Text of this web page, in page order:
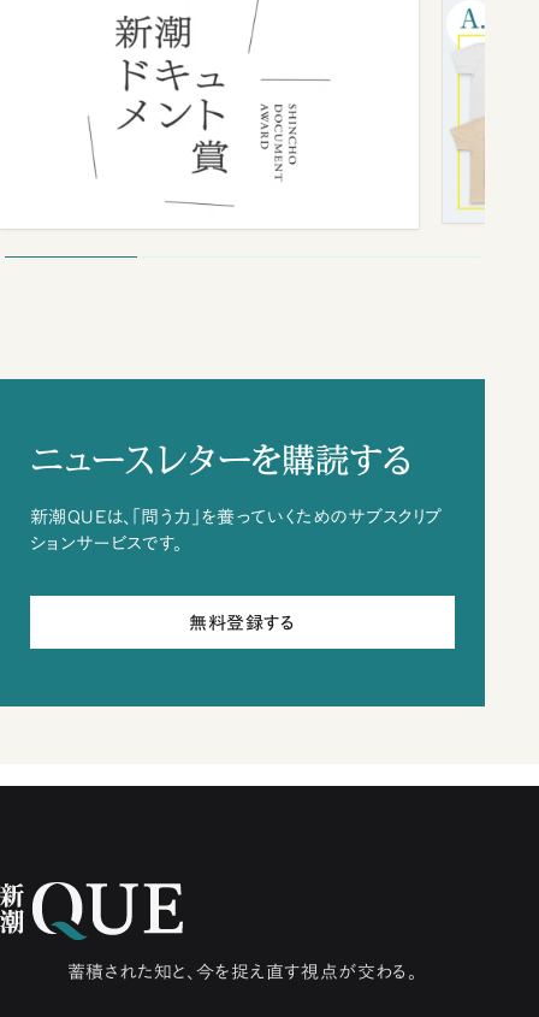
ニュースレターを購読する
新潮QUEは、「問う力」を養っていくためのサブスクリプ
ションサービスです。
無料登録する
蓄積された知と、今を捉え直す視点が交わる。